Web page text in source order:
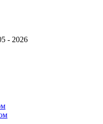
- 2026